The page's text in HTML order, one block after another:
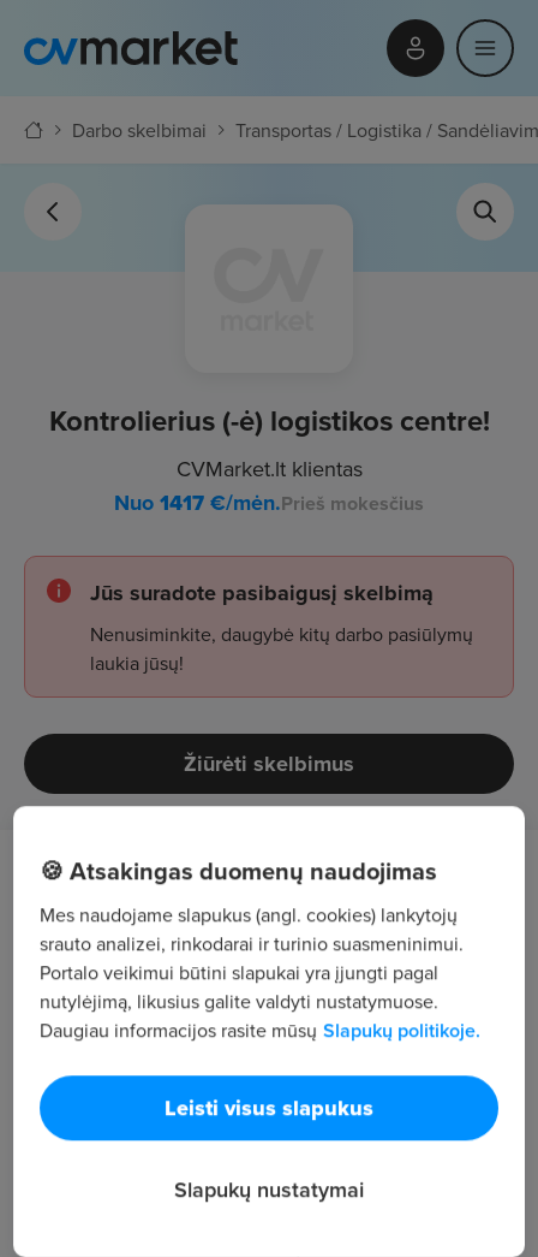
Darbo skelbimai Transportas / Logistika /
Kontrolierius (-ė) logistikos centre!
CVMarket.lt klientas
Nuo1417€/mėn.Prieš mokesčius
Jūs suradote pasibaigusį skelbimą
Nenusiminkite, daugybė kitų darbo pasiūlymų
laukia jūsų!
Žiūrėti skelbimus
Tavo atsakomybės:
atrinktų prekių skaičiavimas;
kokybės tikrinimas;
darbas kaupikliu.
Tikimės, kad:
turi panašios darbo patirties – ją laikytume
gali dirbti dviem pamainomis (I sav. 6:00 - 14:30
🍪 Atsakingas duomenų naudojimas
Mes naudojame slapukus (angl. cookies) lankytojų
srauto analizei, rinkodarai ir turinio suasmeninimui.
Portalo veikimui būtini slapukai yra įjungti pagal
nutylėjimą, likusius galite valdyti nustatymuose.
Daugiau informacijos rasite mūsų Slapukų politikoje.
Leisti visus slapukus
Slapukų nustatymai